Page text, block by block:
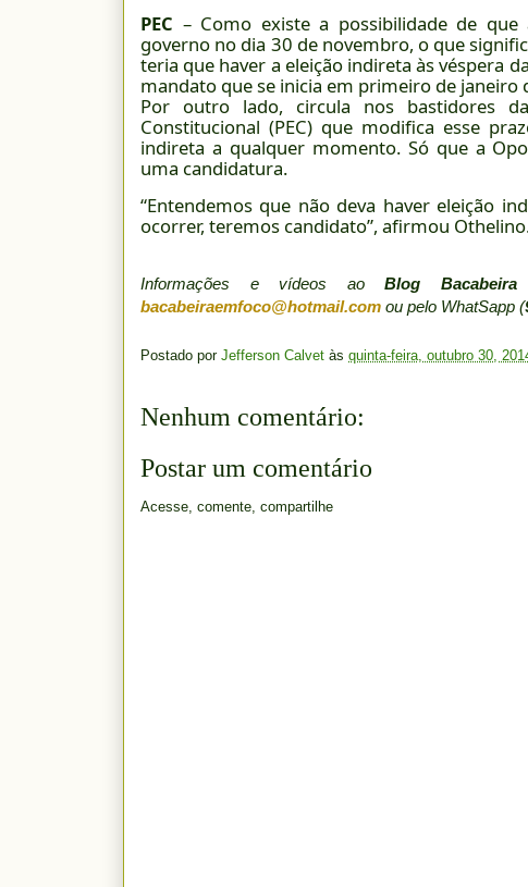
PEC – Como existe a possibilidade de
governo no dia 30 de novembro, o que
teria que haver a eleição indireta às véspera
mandato que se inicia em primeiro de janeiro
Por outro lado, circula nos bastidores
Constitucional (PEC) que modifica esse
indireta a qualquer momento. Só que a
uma candidatura.
“Entendemos que não deva haver eleição
ocorrer, teremos candidato”, afirmou
Informações e vídeos ao Blog
bacabeiraemfoco@hotmail.com ou pelo WhatSapp (
Postado por Jefferson Calvet às quinta-feira, outubro 30,
Nenhum comentário:
Postar um comentário
Acesse, comente, compartilhe